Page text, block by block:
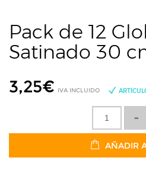
Pack de 12
Satinado 30
3,25€ IVA INCLUIDO
AÑADIR